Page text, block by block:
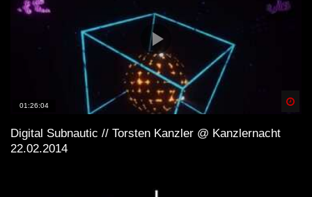
01:26:04
Digital Subnautic // Torsten Kanzler @ Kanzlernacht
22.02.2014